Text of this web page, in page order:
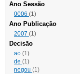
Ano Sessão
0006 (1)
Ano Publicação
2007 (1)
Decisão
ao (1)
de (1)
negou (1)